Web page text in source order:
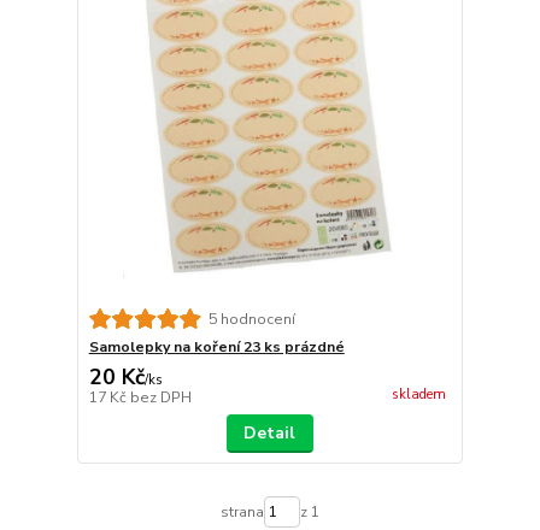
5 hodnocení
Samolepky na koření 23 ks prázdné
20 Kč/ks
17 Kč bez DPH skladem
Detail
strana z 1